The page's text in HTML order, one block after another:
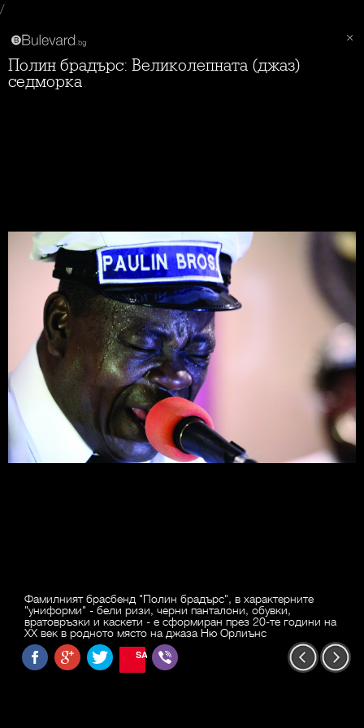
/
Полин брадърс: Великолепната (джаз)
седморка
Фамилният брасбенд "Полин брадърс", в характерните
"униформи" - бели ризи, черни панталони, обувки,
вратовръзки и каскети - е сформиран през 20-те години на
ХХ век в родното място на джаза Ню Орлиънс
SAVE